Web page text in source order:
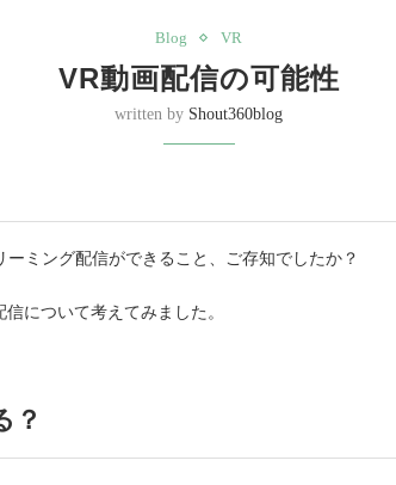
Blog VR
VR動画配信の可能性
written by Shout360blog
ミング配信ができること、ご存知でしたか？
について考えてみました。
？